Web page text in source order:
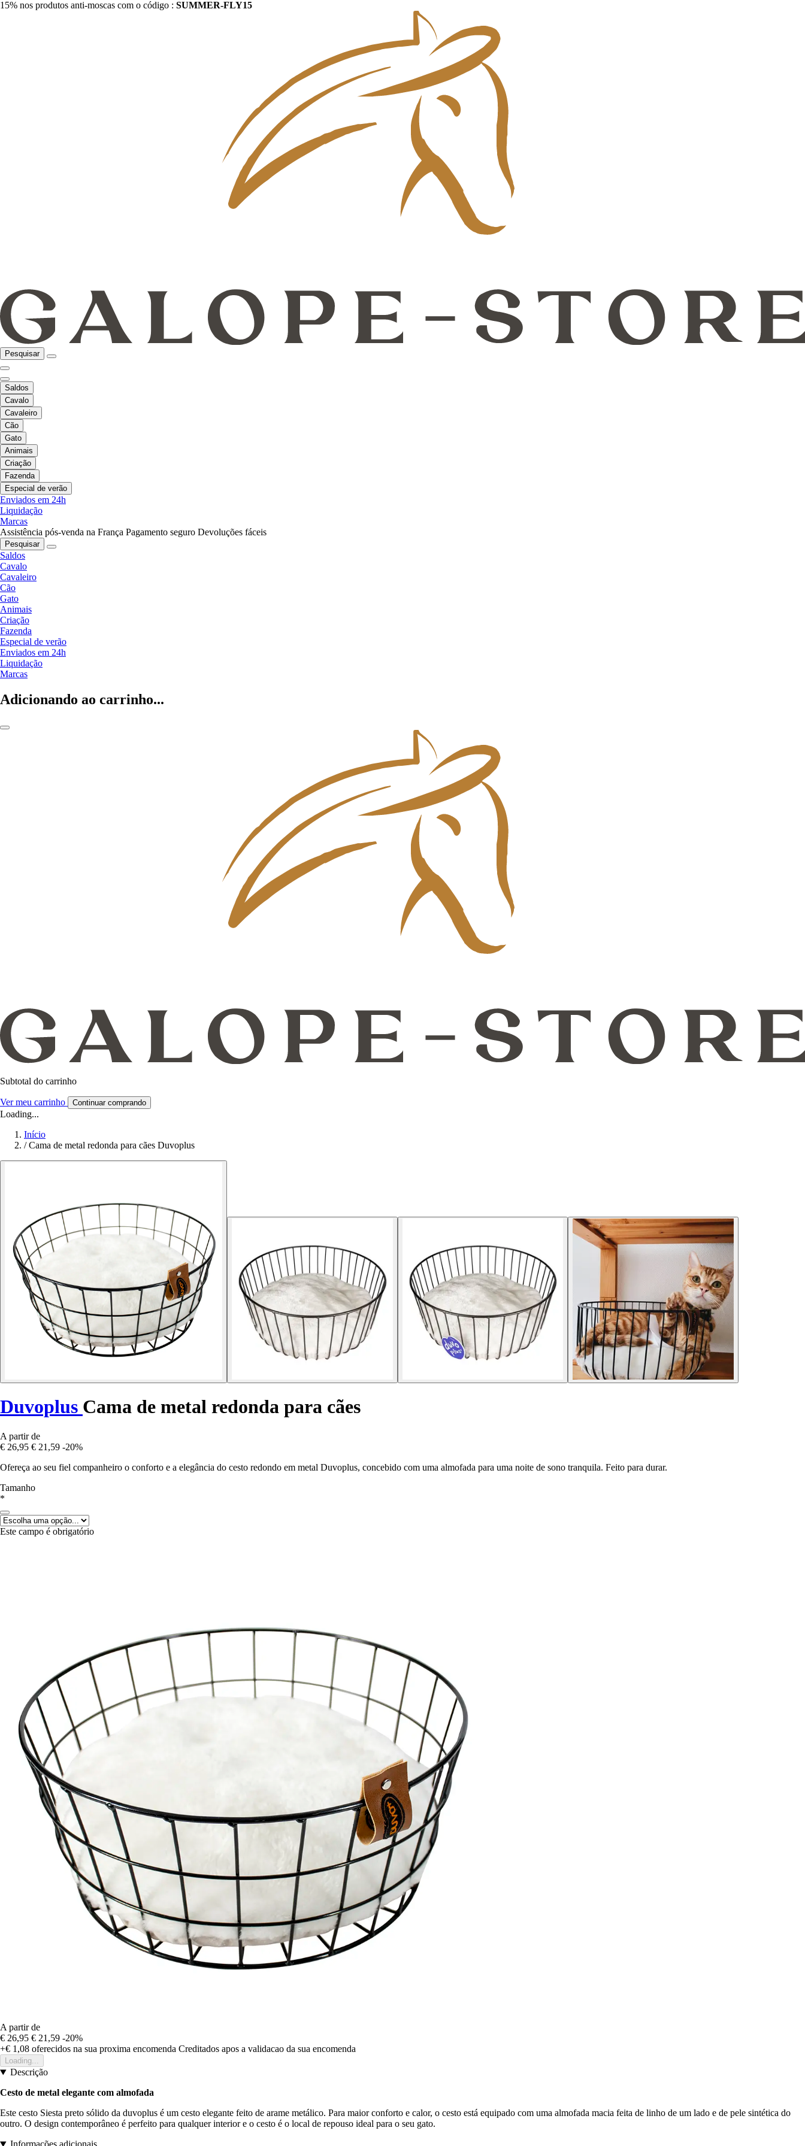
15% nos produtos anti-moscas com o código : SUMMER-FLY15
Pesquisar
Saldos
Cavalo
Cavaleiro
Cão
Gato
Animais
Criação
Fazenda
Especial de verão
Enviados em 24h
Liquidação
Marcas
Assistência pós-venda na França Pagamento seguro Devoluções fáceis
Pesquisar
Saldos
Cavalo
Cavaleiro
Cão
Gato
Animais
Criação
Fazenda
Especial de verão
Enviados em 24h
Liquidação
Marcas
Adicionando ao carrinho...
Subtotal do carrinho
Ver meu carrinho Continuar comprando
Loading...
Início
/ Cama de metal redonda para cães Duvoplus
Duvoplus Cama de metal redonda para cães
A partir de
€ 26,95 € 21,59 -20%
Ofereça ao seu fiel companheiro o conforto e a elegância do cesto redondo em metal Duvoplus, concebido com uma almofada para uma noite de sono tranquila. Feito para durar.
Tamanho
*
Este campo é obrigatório
A partir de
€ 26,95 € 21,59 -20%
+€ 1,08 oferecidos na sua proxima encomenda Creditados apos a validacao da sua encomenda
Loading...
Descrição
Cesto de metal elegante com almofada
Este cesto Siesta preto sólido da duvoplus é um cesto elegante feito de arame metálico. Para maior conforto e calor, o cesto está equipado com uma almofada macia feita de linho de um lado e de pele sintética do
outro. O design contemporâneo é perfeito para qualquer interior e o cesto é o local de repouso ideal para o seu gato.